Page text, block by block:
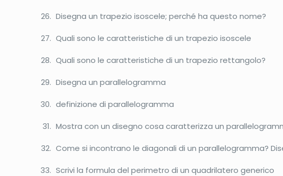
Disegna un trapezio isoscele; perché ha questo nome?
Quali sono le caratteristiche di un trapezio isoscele
Quali sono le caratteristiche di un trapezio rettangolo?
Disegna un parallelogramma
definizione di parallelogramma
Mostra con un disegno cosa caratterizza un
Come si incontrano le diagonali di un parallelogramma?
Scrivi la formula del perimetro di un quadrilatero generico